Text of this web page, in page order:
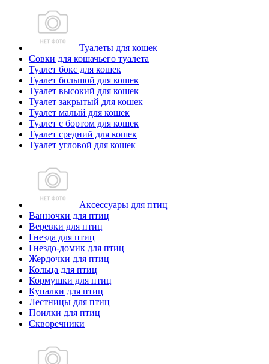
Туалеты для кошек
Совки для кошачьего туалета
Туалет бокс для кошек
Туалет большой для кошек
Туалет высокий для кошек
Туалет закрытый для кошек
Туалет малый для кошек
Туалет с бортом для кошек
Туалет средний для кошек
Туалет угловой для кошек
Аксессуары для птиц
Ванночки для птиц
Веревки для птиц
Гнезда для птиц
Гнездо-домик для птиц
Жердочки для птиц
Кольца для птиц
Кормушки для птиц
Купалки для птиц
Лестницы для птиц
Поилки для птиц
Скворечники